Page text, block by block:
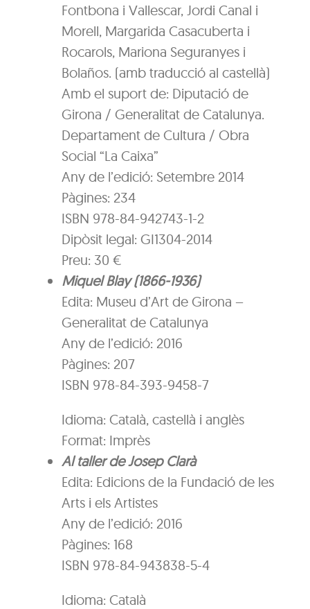
Fontbona i Vallescar, Jordi Canal i
Morell, Margarida Casacuberta i
Rocarols, Mariona Seguranyes i
Bolaños. (amb traducció al castellà)
Amb el suport de: Diputació de
Girona / Generalitat de Catalunya.
Departament de Cultura / Obra
Social “La Caixa”
Any de l’edició: Setembre 2014
Pàgines: 234
ISBN 978-84-942743-1-2
Dipòsit legal: GI1304-2014
Preu: 30 €
Miquel Blay (1866-1936)
Edita: Museu d’Art de Girona –
Generalitat de Catalunya
Any de l’edició: 2016
Pàgines: 207
ISBN 978-84-393-9458-7
Idioma:Català, castellà i anglès
Format: Imprès
Al taller de Josep Clarà
Edita: Edicions de la Fundació de les
Arts i els Artistes
Any de l’edició: 2016
Pàgines: 168
ISBN 978-84-943838-5-4
Idioma:Català